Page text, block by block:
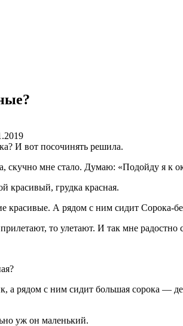
И вот посочинять решила.
скучно мне стало. Думаю: «Подойду я к
красивый, грудка красная.
красивые. А рядом с ним сидит Сорока-
то улетают. И так мне радостно
а рядом с ним сидит большая сорока —
уж он маленький.